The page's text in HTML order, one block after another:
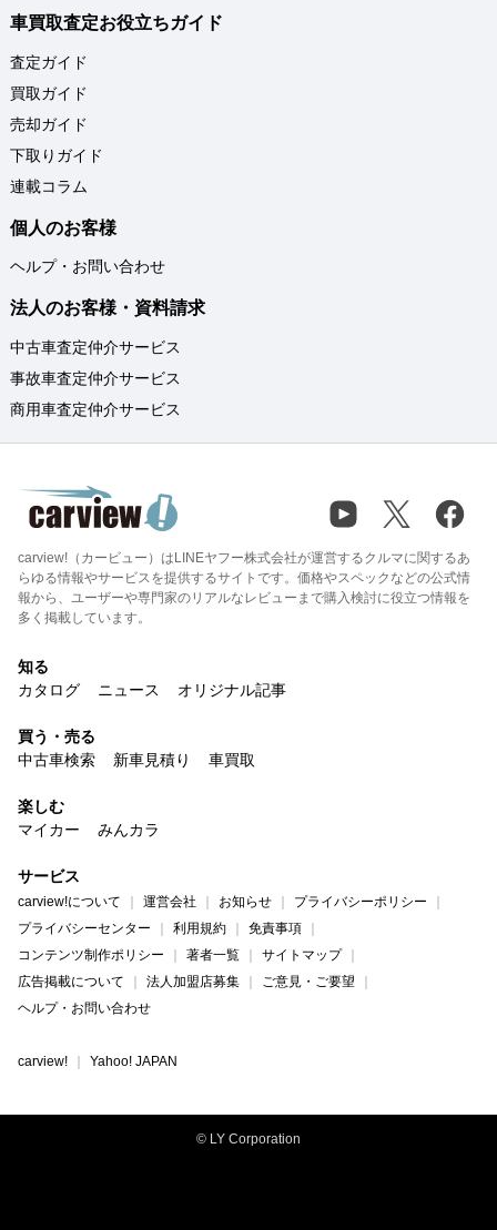
車買取査定お役立ちガイド
査定ガイド
買取ガイド
売却ガイド
下取りガイド
連載コラム
個人のお客様
ヘルプ・お問い合わせ
法人のお客様・資料請求
中古車査定仲介サービス
事故車査定仲介サービス
商用車査定仲介サービス
carview!（カービュー）はLINEヤフー株式会社が運営するクルマに関するあ
らゆる情報やサービスを提供するサイトです。価格やスペックなどの公式情
報から、ユーザーや専門家のリアルなレビューまで購入検討に役立つ情報を
多く掲載しています。
知る
カタログ
ニュース オリジナル記事
買う・売る
中古車検索
新車見積り 車買取
楽しむ
マイカー
みんカラ
サービス
carview!について 運営会社 お知らせ
プライバシーポリシー
プライバシーセンター
利用規約
免責事項
コンテンツ制作ポリシー
著者一覧
サイトマップ
広告掲載について
法人加盟店募集
ご意見・ご要望
ヘルプ・お問い合わせ
carview! Yahoo! JAPAN
© LY Corporation